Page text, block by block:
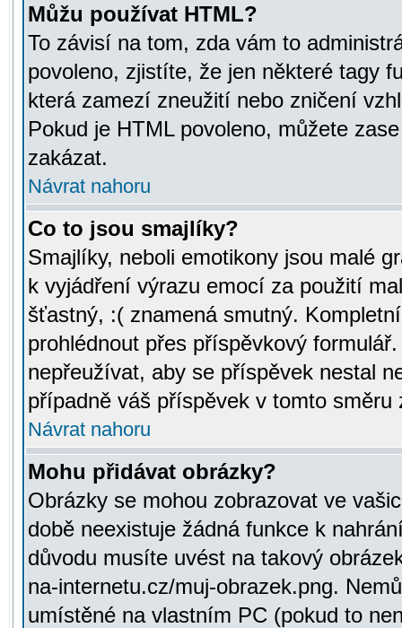
Můžu používat HTML?
To závisí na tom, zda vám to
povoleno, zjistíte, že jen některé tagy
která zamezí zneužití nebo zničení
Pokud je HTML povoleno, můžete
zakázat.
Návrat nahoru
Co to jsou smajlíky?
Smajlíky, neboli emotikony jsou malé
k vyjádření výrazu emocí za použití
šťastný, :( znamená smutný.
prohlédnout přes příspěvkový
nepřeužívat, aby se příspěvek nestal
případně váš příspěvek v tomto směru
Návrat nahoru
Mohu přidávat obrázky?
Obrázky se mohou zobrazovat ve
době neexistuje žádná funkce k
důvodu musíte uvést na takový
na-internetu.cz/muj-obrazek.png.
umístěné na vlastním PC (pokud to